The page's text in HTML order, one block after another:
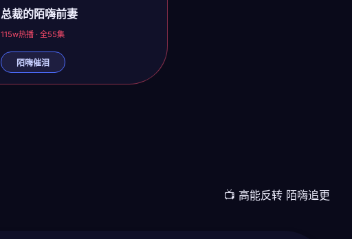
总裁的陌嗨前妻
115w热播 · 全55集
陌嗨催泪
📺 高能反转 陌嗨追更